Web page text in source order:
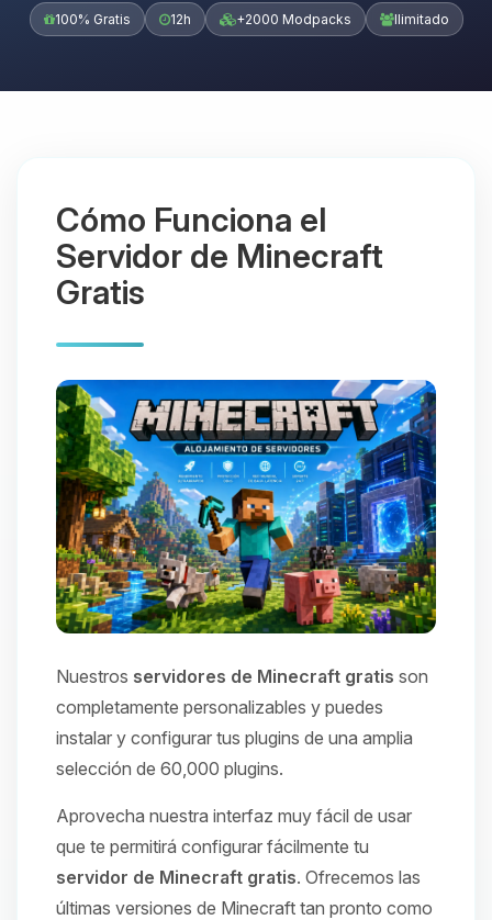
100% Gratis 12h +2000 Modpacks Ilimitado
Cómo Funciona el
Servidor de Minecraft
Gratis
Nuestros servidores de Minecraft gratis son
completamente personalizables y puedes
instalar y configurar tus plugins de una amplia
selección de 60,000 plugins.
Aprovecha nuestra interfaz muy fácil de usar
que te permitirá configurar fácilmente tu
servidor de Minecraft gratis. Ofrecemos las
últimas versiones de Minecraft tan pronto como